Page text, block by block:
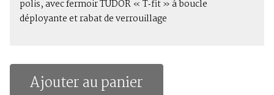
polis, avec fermoir TUDOR « T‑fit » à boucle
déployante et rabat de verrouillage
Ajouter au panier